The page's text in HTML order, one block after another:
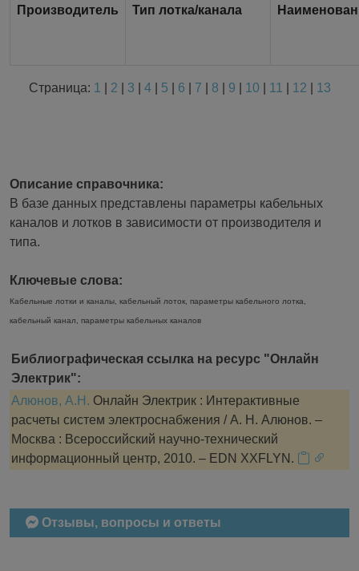
Производитель Тип лотка/канала
Страница: 1 2 3 4| 5 6 7 8 9 10 11 12 13
Описание справочника:
В базе данных представлены параметры кабельных
каналов и лотков в зависимости от производителя и
типа.
Ключевые слова:
Кабельные лотки и каналы, кабельный лоток, параметры кабельного лотка,
кабельный канал, параметры кабельных каналов
Библиографическая ссылка на ресурс "Онлайн
Электрик":
Алюнов, А.Н. Онлайн Электрик : Интерактивные
расчеты систем электроснабжения / А. Н. Алюнов. –
Москва : Всероссийский научно-технический
информационный центр, 2010. – EDN XXFLYN.
Отзывы, вопросы и ответы